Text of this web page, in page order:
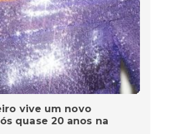
vive um novo
quase 20 anos na